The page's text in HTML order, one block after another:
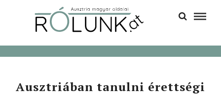
Ausztriában tanulni érettségi